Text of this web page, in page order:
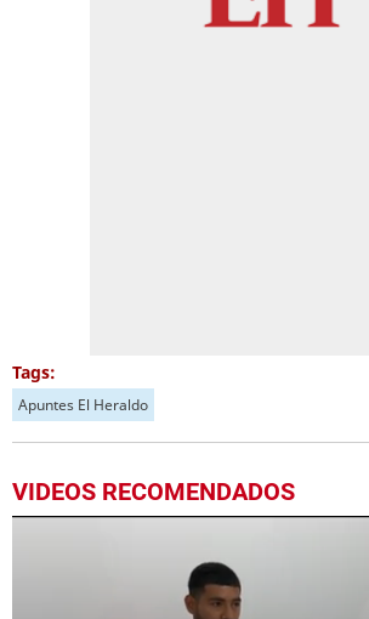
Tags:
Apuntes El Heraldo
VIDEOS RECOMENDADOS